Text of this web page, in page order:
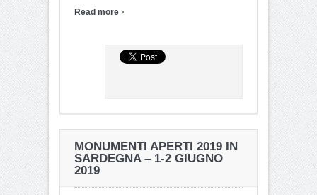
Read more ›
MONUMENTI APERTI 2019 IN
SARDEGNA – 1-2 GIUGNO
2019